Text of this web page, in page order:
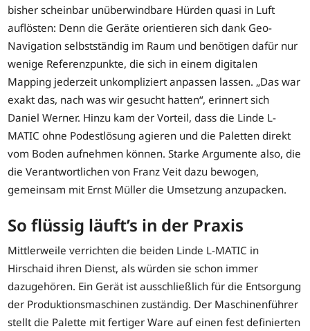
bisher scheinbar unüberwindbare Hürden quasi in Luft
auflösten: Denn die Geräte orientieren sich dank Geo-
Navigation selbstständig im Raum und benötigen dafür nur
wenige Referenzpunkte, die sich in einem digitalen
Mapping jederzeit unkompliziert anpassen lassen. „Das war
exakt das, nach was wir gesucht hatten“, erinnert sich
Daniel Werner. Hinzu kam der Vorteil, dass die Linde L-
MATIC ohne Podestlösung agieren und die Paletten direkt
vom Boden aufnehmen können. Starke Argumente also, die
die Verantwortlichen von Franz Veit dazu bewogen,
gemeinsam mit Ernst Müller die Umsetzung anzupacken.
So flüssig läuft’s in der Praxis
Mittlerweile verrichten die beiden Linde L-MATIC in
Hirschaid ihren Dienst, als würden sie schon immer
dazugehören. Ein Gerät ist ausschließlich für die Entsorgung
der Produktionsmaschinen zuständig. Der Maschinenführer
stellt die Palette mit fertiger Ware auf einen fest definierten